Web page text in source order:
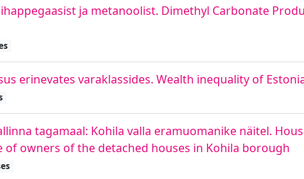
ja metanoolist. Dimethyl Carbonate
erinevates varaklassides. Wealth inequality of
tagamaal: Kohila valla eramuomanike näitel.
of owners of the detached houses in Kohila borough